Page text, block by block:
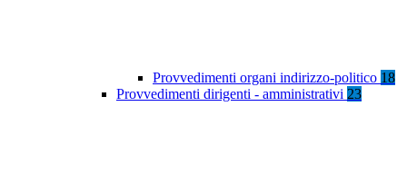
Provvedimenti organi indirizzo-politico 18
Provvedimenti dirigenti - amministrativi 23